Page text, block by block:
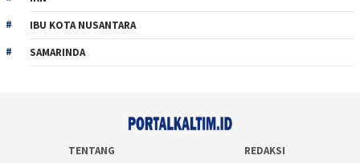
IBU KOTA NUSANTARA
SAMARINDA
TENTANG
REDAKSI